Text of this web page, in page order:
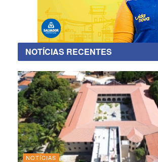
NOTÍCIAS RECENTES
NOTÍCIAS